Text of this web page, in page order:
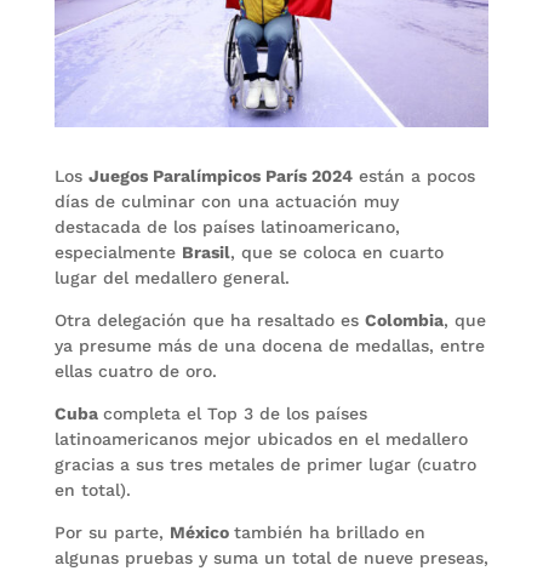
Los Juegos Paralímpicos París 2024están a pocos
días de culminar con una actuación muy
destacada de los países latinoamericano,
especialmente Brasil, que se coloca en cuarto
lugar del medallero general.
Otra delegación que ha resaltado es Colombia, que
ya presume más de una docena de medallas, entre
ellas cuatro de oro.
Cuba completa el Top 3 de los países
latinoamericanos mejor ubicados en el medallero
gracias a sus tres metales de primer lugar (cuatro
en total).
Por su parte, México también ha brillado en
algunas pruebas y suma un total de nueve preseas,